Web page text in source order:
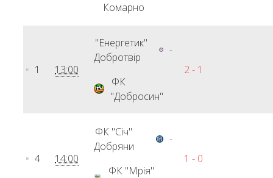
Комарно
1 13:00
"Енергетик"
Добротвір
-
ФК
"Добросин"
2 - 1
4 14:00
ФК "Січ"
Добряни
-
ФК "Мрія"
1 - 0